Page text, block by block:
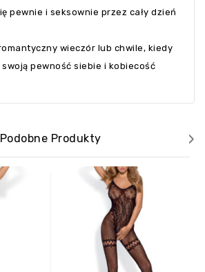
pewnie i seksownie przez cały dzień
wieczór lub chwile, kiedy
pewność siebie i kobiecość
Podobne Produkty ›